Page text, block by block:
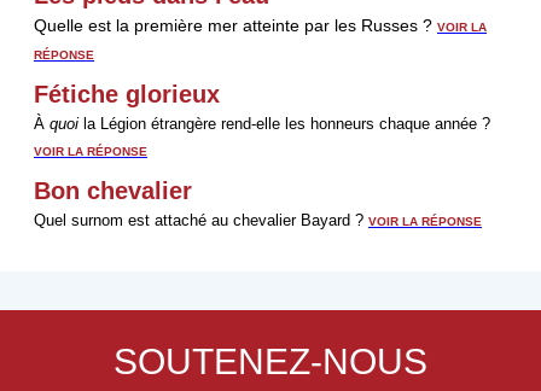
Quelle est la première mer atteinte par les Russes ? VOIR LA
RÉPONSE
Fétiche glorieux
À quoi la Légion étrangère rend-elle les honneurs chaque année ?
VOIR LA RÉPONSE
Bon chevalier
Quel surnom est attaché au chevalier Bayard ? VOIR LA RÉPONSE
SOUTENEZ-NOUS